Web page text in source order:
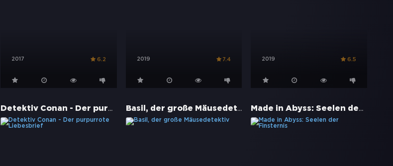
2017 6.2 2019 7.4 2019 6.5
Detektiv Conan - Der purpurrote Liebesbrief Basil, der große Mäusedetektiv Made in Abyss: Seelen der Finsternis